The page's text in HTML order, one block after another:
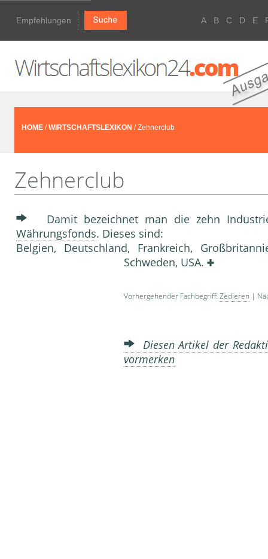
Empfehlungen A B C D E
HOME /WIRTSCHAFTSLEXIKON / Zehnerclub
Zehnerclub
Damit bezeichnet man die zehn
Währungsfonds. Dieses sind:
Belgien, Deutschland, Frankreich,
Schweden, USA.
Vorhergehender Fachbegriff: Zedieren |
Diesen Artikel der
vormerken